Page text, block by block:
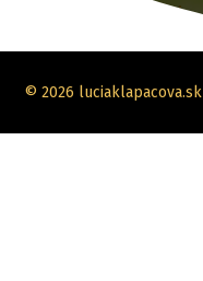
© 2026 luciaklapacova.sk